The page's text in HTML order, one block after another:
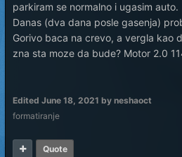
parkiram se normalno i ugasim auto.
Danas (dva dana posle gasenja)
Gorivo baca na crevo, a vergla kao
zna sta moze da bude? Motor 2.0
Edited June 18, 2021 by neshaoct
formatiranje
Quote